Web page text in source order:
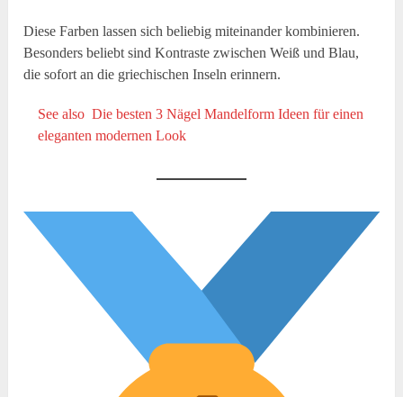
Diese Farben lassen sich beliebig miteinander kombinieren.
Besonders beliebt sind Kontraste zwischen Weiß und Blau,
die sofort an die griechischen Inseln erinnern.
See also Die besten 3 Nägel Mandelform Ideen für einen
eleganten modernen Look